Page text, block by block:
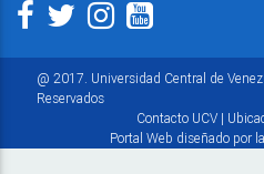
@ 2017. Universidad Central de
Reservados
Contacto UCV|
Portal Web diseñado por